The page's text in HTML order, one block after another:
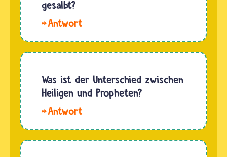
gesalbt?
einem
die
Thronfolger
König
Saul
getötet
Was ist der Unterschied zwischen
Heiligen und Propheten?
Prophetinnen sind